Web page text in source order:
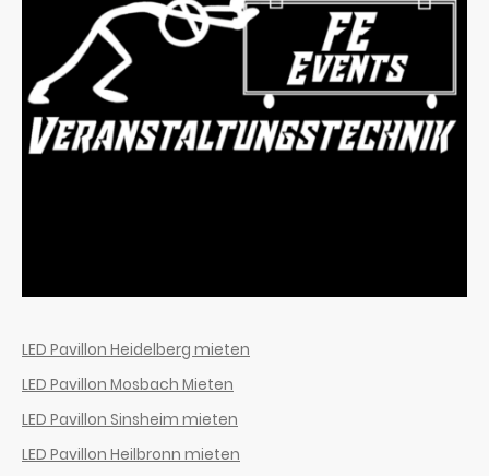
LED Pavillon Heidelberg mieten
LED Pavillon Mosbach Mieten
LED Pavillon Sinsheim mieten
LED Pavillon Heilbronn mieten